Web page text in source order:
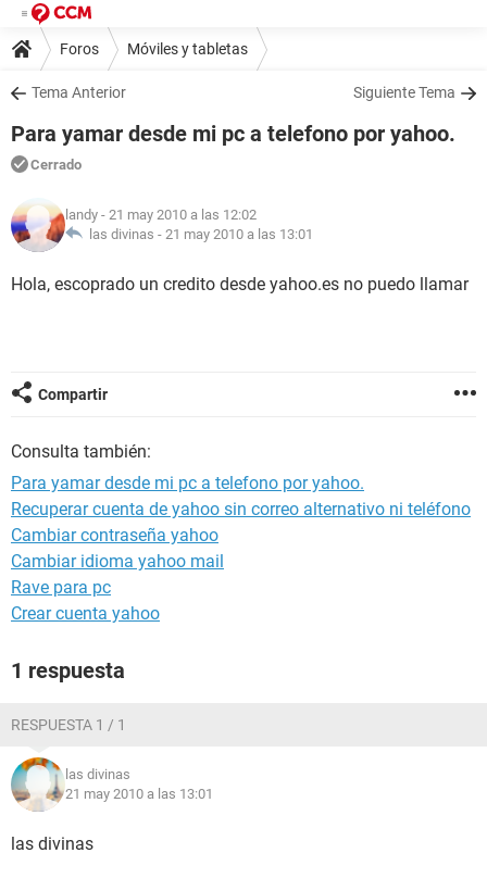
Foros Móviles y tabletas
Tema Anterior Siguiente Tema
Para yamar desde mi pc a telefono por yahoo.
Cerrado
landy - 21 may 2010 a las 12:02
las divinas - 21 may 2010 a las 13:01
Hola, escoprado un credito desde yahoo.es no puedo llamar
Compartir
Consulta también:
Para yamar desde mi pc a telefono por yahoo.
Recuperar cuenta de yahoo sin correo alternativo ni teléfono
Cambiar contraseña yahoo
Cambiar idioma yahoo mail
Rave para pc
Crear cuenta yahoo
1 respuesta
RESPUESTA 1 / 1
las divinas
21 may 2010 a las 13:01
las divinas